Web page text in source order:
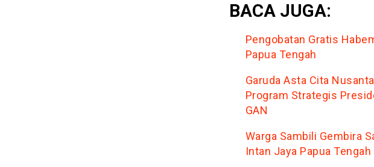
BACA JUGA:
Pengobatan Gratis
Papua Tengah
Garuda Asta Cita
Program Strategis
GAN
Warga Sambili Gembira
Intan Jaya Papua Tengah